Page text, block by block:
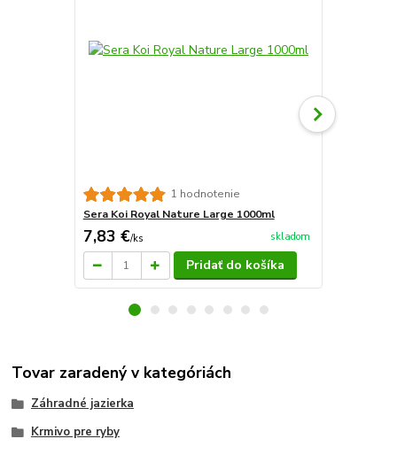
1 hodnotenie
Sera Koi Royal Nature Large 1000ml
7,83 €/ks skladom
Pridať do košíka
Tovar zaradený v kategóriách
Záhradné jazierka
Krmivo pre ryby